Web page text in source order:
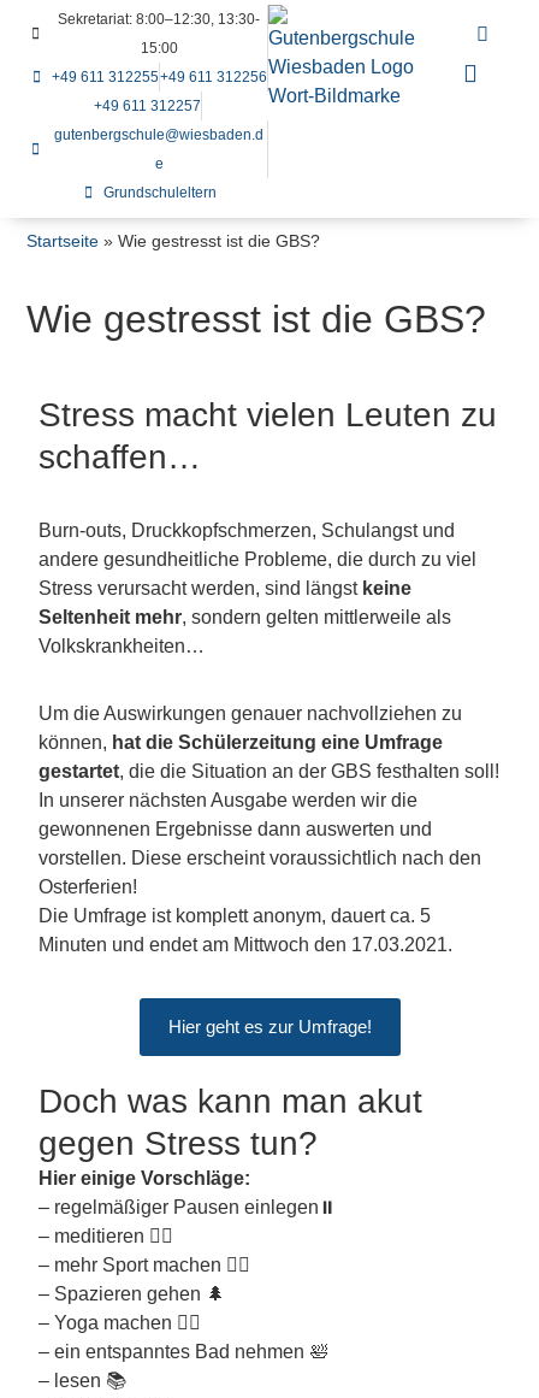
Sekretariat: 8:00–12:30, 13:30-
15:00
+49 611 312255+49 611 312256
+49 611 312257
gutenbergschule@wiesbaden.d
e
Grundschuleltern
Startseite »Wie gestresst ist die GBS?
Wie gestresst ist die GBS?
Stress macht vielen Leuten zu
schaffen…
Burn-outs, Druckkopfschmerzen, Schulangst und
andere gesundheitliche Probleme, die durch zu viel
Stress verursacht werden, sind längst keine
Seltenheit mehr, sondern gelten mittlerweile als
Volkskrankheiten…
Um die Auswirkungen genauer nachvollziehen zu
können, hat die Schülerzeitung eine Umfrage
gestartet, die die Situation an der GBS festhalten soll!
In unserer nächsten Ausgabe werden wir die
gewonnenen Ergebnisse dann auswerten und
vorstellen. Diese erscheint voraussichtlich nach den
Osterferien!
Die Umfrage ist komplett anonym, dauert ca. 5
Minuten und endet am Mittwoch den 17.03.2021.
Hier geht es zur Umfrage!
Doch was kann man akut
gegen Stress tun?
Hier einige Vorschläge:
– regelmäßiger Pausen einlegen⏸
– meditieren 🧘‍♂️
– mehr Sport machen 🏃‍♀️
– Spazieren gehen 🌲
– Yoga machen 🤸‍♀️
– ein entspanntes Bad nehmen 🛀
– lesen 📚